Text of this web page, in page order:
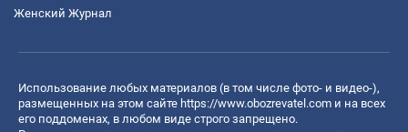
Женский Журнал
Использование любых материалов (в том числе фото- и видео-),
размещенных на этом сайте https://www.obozrevatel.com и на всех
его поддоменах, в любом виде строго запрещено.